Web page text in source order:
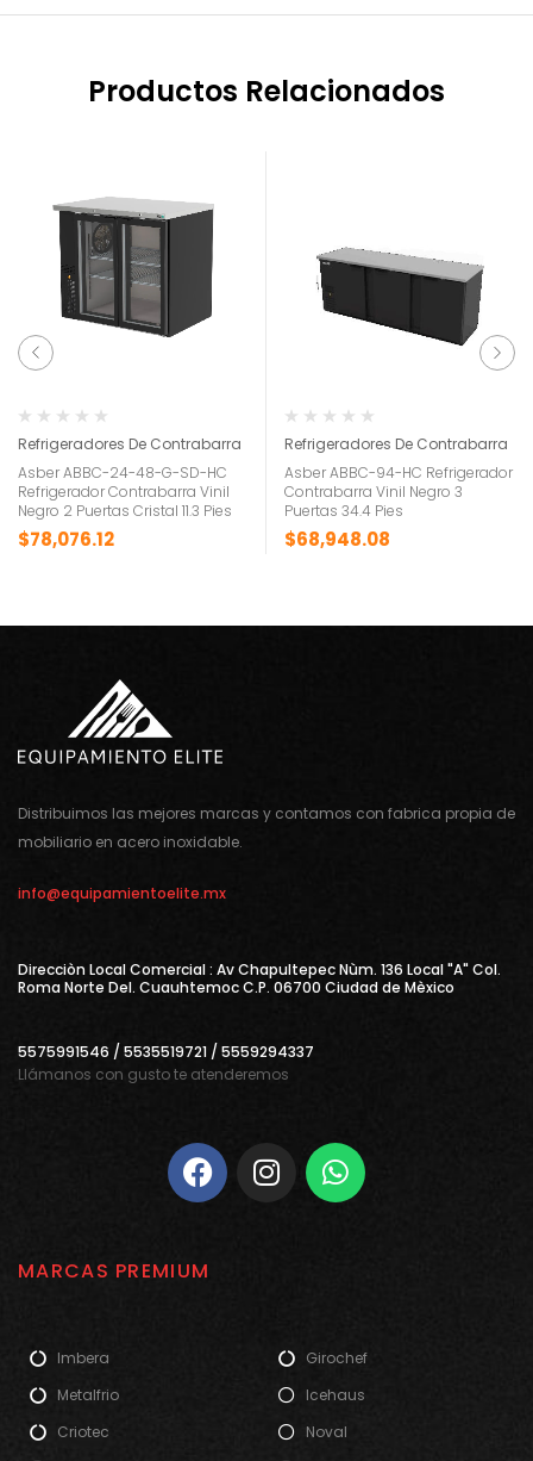
Productos Relacionados
Refrigeradores De Contrabarra
Asber ABBC-24-48-G-SD-HC
Refrigerador Contrabarra Vinil
Negro 2 Puertas Cristal 11.3 Pies
$78,076.12
Refrigeradores De Contrabarra
Asber ABBC-94-HC Refrigerador
Contrabarra Vinil Negro 3
Puertas 34.4 Pies
$68,948.08
Distribuimos las mejores marcas y contamos con fabrica propia de
mobiliario en acero inoxidable.
info@equipamientoelite.mx
Direcciòn Local Comercial : Av Chapultepec Nùm. 136 Local "A" Col.
Roma Norte Del. Cuauhtemoc C.P. 06700 Ciudad de Mèxico
5575991546 / 5535519721 / 5559294337
Llámanos con gusto te atenderemos
MARCAS PREMIUM
Imbera
Metalfrio
Criotec
Girochef
Icehaus
Noval